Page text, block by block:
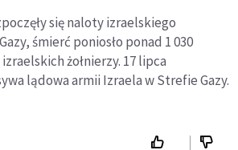
się naloty izraelskiego
śmierć poniosło ponad 1 030
żołnierzy. 17 lipca
lądowa armii Izraela w Strefie Gazy.